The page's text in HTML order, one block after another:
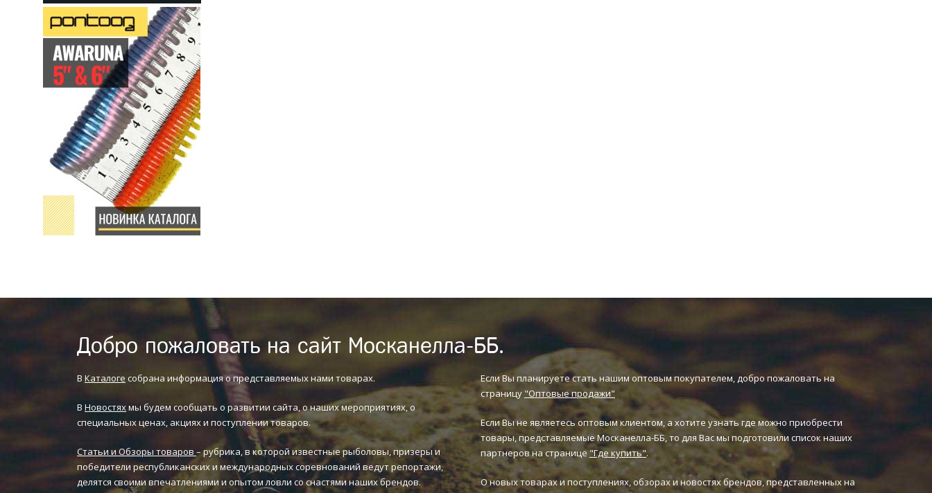
Добро пожаловать на сайт Москанелла-ББ.
В Каталоге собрана информация о представляемых нами товарах.
В Новостяхмы будем сообщать о развитии сайта, о наших мероприятиях, о
специальных ценах, акциях и поступлении товаров.
Статьи и Обзоры товаров – рубрика, в которой известные рыболовы, призеры и
победители республиканских и международных соревнований ведут репортажи,
делятся своими впечатлениями и опытом ловли со снастями наших брендов.
Если Вы планируете стать нашим оптовым покупателем, добро пожаловать на
страницу "Оптовые продажи".
Если Вы не являетесь оптовым клиентом, а хотите узнать где можно приобрести
товары, представляемые Москанелла-ББ, то для Вас мы подготовили список наших
партнеров на странице"Где купить".
О новых товарах и поступлениях, обзорах и новостях брендов, представленных на